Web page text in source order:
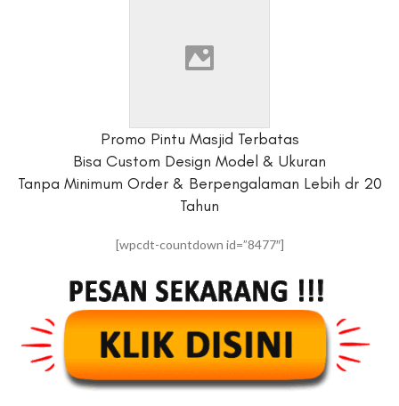
Promo Pintu Masjid Terbatas
Bisa Custom Design Model & Ukuran
Tanpa Minimum Order & Berpengalaman Lebih dr 20
Tahun
[wpcdt-countdown id=”8477″]